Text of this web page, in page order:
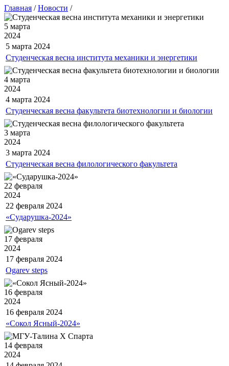
Главная /Новости /
5 марта
2024
5 марта 2024
Студенческая весна института механики и энергетики
4 марта
2024
4 марта 2024
Студенческая весна факультета биотехнологии и биологии
3 марта
2024
3 марта 2024
Студенческая весна филологического факультета
22 февраля
2024
22 февраля 2024
«Сударушка-2024»
17 февраля
2024
17 февраля 2024
Ogarev steps
16 февраля
2024
16 февраля 2024
«Сокол Ясный-2024»
14 февраля
2024